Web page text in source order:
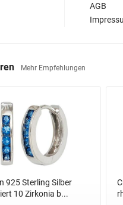
AGB
Mehr Empfehlungen
925 Sterling Silber
10 Zirkonia b...